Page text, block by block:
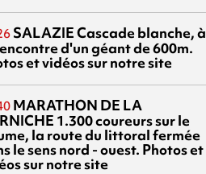
SALAZIECascade blanche, à
d'un géant de 600m.
et vidéos sur notre site
MARATHON DE LA
1.300 coureurs sur le
la route du littoral fermée
le sens nord - ouest. Photos et
sur notre site